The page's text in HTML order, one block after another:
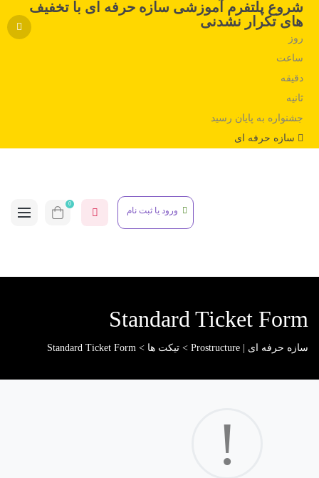
شروع پلتفرم آموزشی سازه حرفه ای با تخفیف
های تکرار نشدنی
روز
ساعت
دقیقه
ثانیه
جشنواره به پایان رسید
سازه حرفه ای
ورود یا ثبت نام
0
Standard Ticket Form
سازه حرفه ای | Prostructure > تیکت ها >
Standard Ticket Form
!